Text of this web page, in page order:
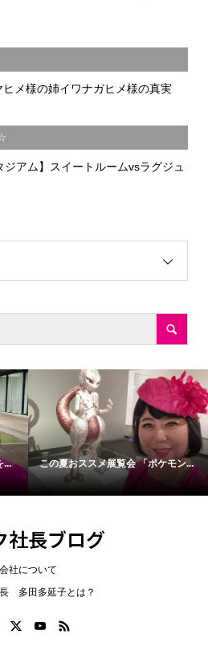
メ様の姉イワナガヒメ様の真実
ジアム】スイートルームvsラグジュ
... この夏おススメ展覧会 「ポケモン...
社長ブログ
会社について
多田多延子とは？